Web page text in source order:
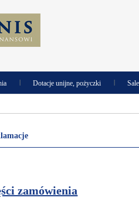
| Dotacje unijne, pożyczki |
zamówienia